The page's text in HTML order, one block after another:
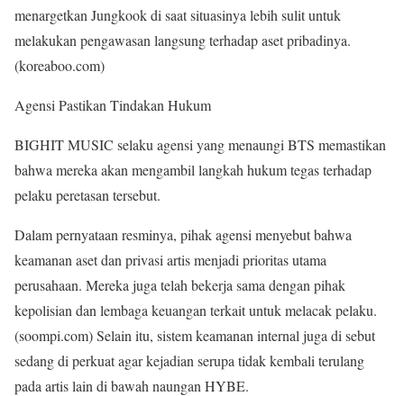
menargetkan Jungkook di saat situasinya lebih sulit untuk
melakukan pengawasan langsung terhadap aset pribadinya.
(koreaboo.com)
Agensi Pastikan Tindakan Hukum
BIGHIT MUSIC selaku agensi yang menaungi BTS memastikan
bahwa mereka akan mengambil langkah hukum tegas terhadap
pelaku peretasan tersebut.
Dalam pernyataan resminya, pihak agensi menyebut bahwa
keamanan aset dan privasi artis menjadi prioritas utama
perusahaan. Mereka juga telah bekerja sama dengan pihak
kepolisian dan lembaga keuangan terkait untuk melacak pelaku.
(soompi.com) Selain itu, sistem keamanan internal juga di sebut
sedang di perkuat agar kejadian serupa tidak kembali terulang
pada artis lain di bawah naungan HYBE.